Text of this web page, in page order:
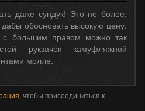
даже сундук! Это не более,
обосновать высокую цену.
с большим правом можно так
рукзачёк камуфляжной
молле.
, чтобы присоединиться к